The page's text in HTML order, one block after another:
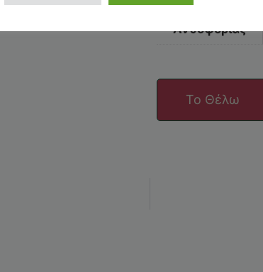
Ανθοφορίας
Το Θέλω